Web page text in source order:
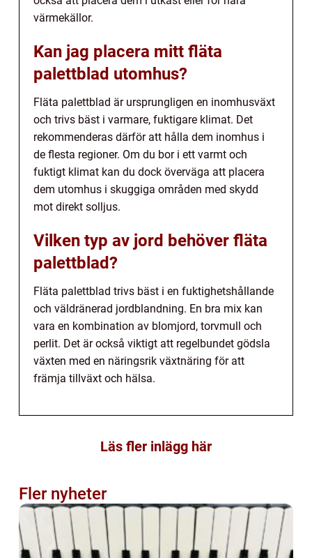
värmekällor.
Kan jag placera mitt fläta
palettblad utomhus?
Fläta palettblad är ursprungligen en inomhusväxt
och trivs bäst i varmare, fuktigare klimat. Det
rekommenderas därför att hålla dem inomhus i
de flesta regioner. Om du bor i ett varmt och
fuktigt klimat kan du dock överväga att placera
dem utomhus i skuggiga områden med skydd
mot direkt solljus.
Vilken typ av jord behöver fläta
palettblad?
Fläta palettblad trivs bäst i en fuktighetshållande
och väldränerad jordblandning. En bra mix kan
vara en kombination av blomjord, torvmull och
perlit. Det är också viktigt att regelbundet gödsla
växten med en näringsrik växtnäring för att
främja tillväxt och hälsa.
Läs fler inlägg här
Fler nyheter